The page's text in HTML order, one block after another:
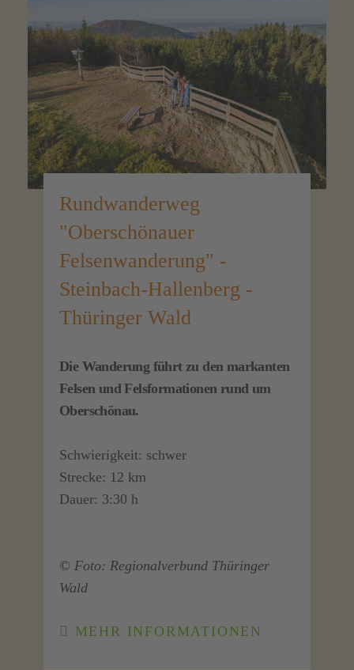
Rundwanderweg
"Oberschönauer
Felsenwanderung" -
Steinbach-Hallenberg -
Thüringer Wald
Die Wanderung führt zu den markanten
Felsen und Felsformationen rund um
Oberschönau.
Schwierigkeit: schwer
Strecke: 12 km
Dauer: 3:30 h
© Foto: Regionalverbund Thüringer
Wald
MEHR INFORMATIONEN